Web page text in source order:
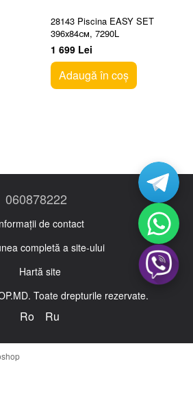
28143 Piscina EASY SET
396х84см, 7290L
1 699 Lei
Adaugă în coș
060878222
de contact
completă a site-ului
Hartă site
Toate drepturile rezervate.
Ro Ru